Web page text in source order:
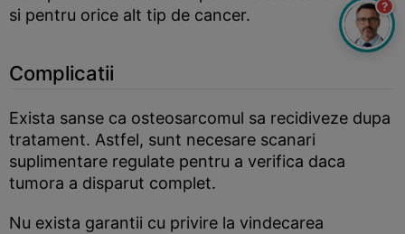
si pentru orice alt tip de cancer.
Complicatii
Exista sanse ca osteosarcomul sa recidiveze dupa
tratament. Astfel, sunt necesare scanari
suplimentare regulate pentru a verifica daca
tumora a disparut complet.
Nu exista garantii cu privire la vindecarea
?